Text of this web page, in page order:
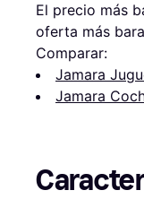
El precio más
oferta más
Comparar:
Jamara
Jamara